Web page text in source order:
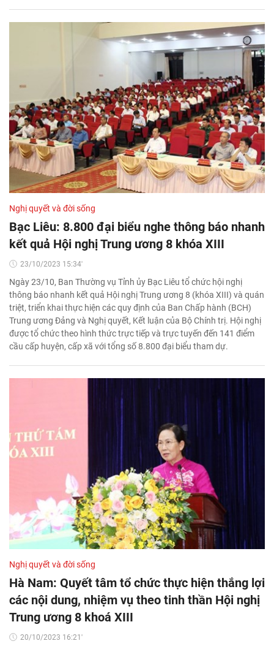
Nghị quyết và đời sống
Bạc Liêu: 8.800 đại biểu nghe thông báo nhanh
kết quả Hội nghị Trung ương 8 khóa XIII
23/10/2023 15:34'
Ngày 23/10, Ban Thường vụ Tỉnh ủy Bạc Liêu tổ chức hội nghị
thông báo nhanh kết quả Hội nghị Trung ương 8 (khóa XIII) và quán
triệt, triển khai thực hiện các quy định của Ban Chấp hành (BCH)
Trung ương Đảng và Nghị quyết, Kết luận của Bộ Chính trị. Hội nghị
được tổ chức theo hình thức trực tiếp và trực tuyến đến 141 điểm
cầu cấp huyện, cấp xã với tổng số 8.800 đại biểu tham dự.
Nghị quyết và đời sống
Hà Nam: Quyết tâm tổ chức thực hiện thắng lợi
các nội dung, nhiệm vụ theo tinh thần Hội nghị
Trung ương 8 khoá XIII
20/10/2023 16:21'